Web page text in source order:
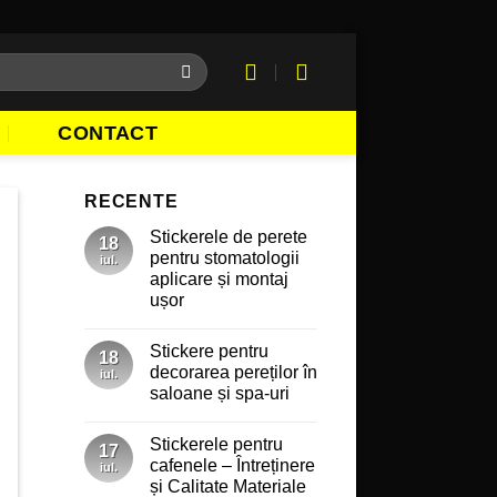
CONTACT
RECENTE
18
iul.
Stickerele de perete
pentru stomatologii
aplicare și montaj
ușor
la
Stickerele
de
perete
aplicare
și
montaj
ușor
18
iul.
Stickere pentru
decorarea pereților în
saloane și spa-uri
la
Stickere
pentru
decorarea
17
iul.
Stickerele pentru
cafenele – Întreținere
și Calitate Materiale